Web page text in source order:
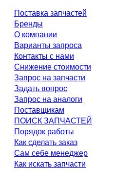
Поставка запчастей
Бренды
О компании
Варианты запроса
Контакты с нами
Снижение стоимости
Запрос на запчасти
Задать вопрос
Запрос на аналоги
Поставщикам
ПОИСК ЗАПЧАСТЕЙ
Порядок работы
Как сделать заказ
Сам себе менеджер
Как искать запчасти